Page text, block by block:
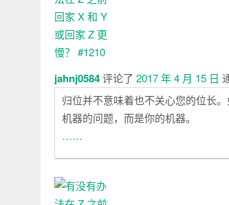
jahnj0584评论了 2017 年 4 月 15 日
归位并不意味着也不关心您的位长
机器的问题，而是你的机器。
……